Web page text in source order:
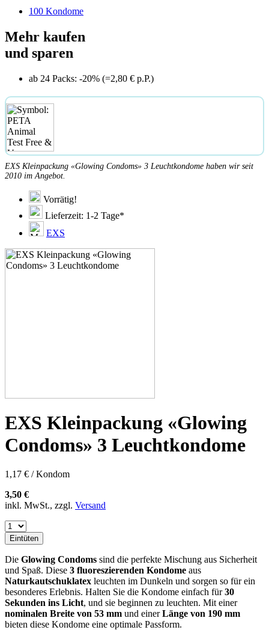
100 Kondome
Mehr kaufen
und sparen
ab 24 Packs: -20% (=2,80 € p.P.)
EXS Kleinpackung «Glowing Condoms» 3 Leuchtkondome haben wir seit
2010 im Angebot.
Vorrätig!
Lieferzeit: 1-2 Tage*
EXS
EXS Kleinpackung «Glowing
Condoms» 3 Leuchtkondome
1,17 € / Kondom
3,50 €
inkl. MwSt., zzgl. Versand
Eintüten
Die Glowing Condoms sind die perfekte Mischung aus Sicherheit
und Spaß. Diese 3 fluoreszierenden Kondome aus
Naturkautschuklatex leuchten im Dunkeln und sorgen so für ein
besonderes Erlebnis. Halten Sie die Kondome einfach für30
Sekunden ins Licht, und sie beginnen zu leuchten. Mit einer
nominalen Breite von 53 mm und einerLänge von 190 mm
bieten diese Kondome eine optimale Passform.